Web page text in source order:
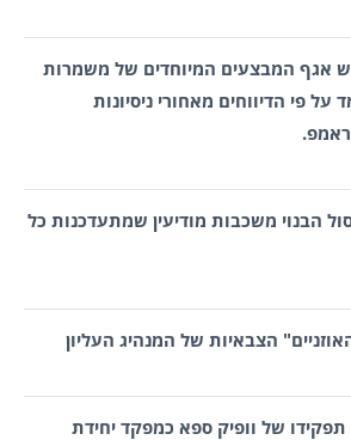
אגף המבצעים המיוחדים של משמרות
פי הדיווחים מאחורי ניסיונות
הבנוי משכבות מודיעין שמתעדכנות כל
הצבאיות של המנהיג העליון
תפקידו של וופיק ספא כמפקד יחידת